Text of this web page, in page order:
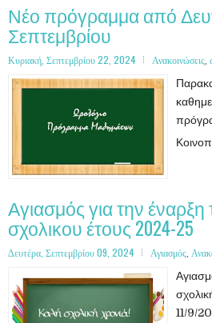
Νέο πρόγραμμα από
Σεπτεμβρίου
Κυριακή, Σεπτεμβρίου 22, 2024 Ανακοινώσεις
Αγιασμός για την έναρξη
σχολικου έτους 2024-25
Δευτέρα, Σεπτεμβρίου 09, 2024 Αγιασμός
11/9/